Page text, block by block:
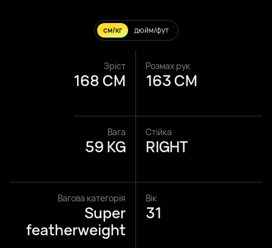
см/кг дюйм/фут
Зріст
168 CM
Розмах рук
163 CM
Вага
59 KG
Стійка
RIGHT
Вагова категорія
Super
featherweight
Вік
31